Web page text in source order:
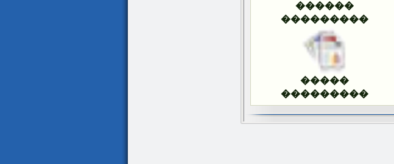
������
���������
�����
���������